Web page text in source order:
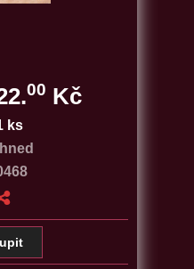
00 Kč
ks
Ihned